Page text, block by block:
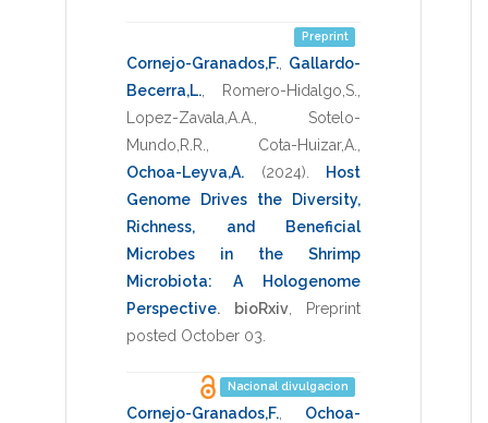
Preprint
Cornejo-Granados,F.
Gallardo-
Becerra,L.
Romero-Hidalgo,S.
Lopez-Zavala,A.A.
Sotelo-
Mundo,R.R.
Cota-Huizar,A.
Ochoa-Leyva,A.
(2024)
Host
Genome Drives the Diversity,
Richness, and Beneficial
Microbes in the Shrimp
Microbiota: A Hologenome
Perspective. bioRxiv
Preprint
posted October 03
Nacional divulgacion
Cornejo-Granados,F.
Ochoa-